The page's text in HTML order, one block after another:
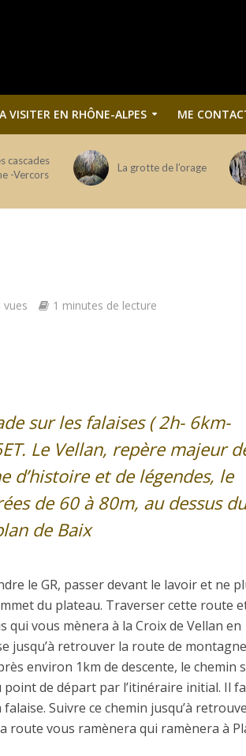
A VISITER EN RHÔNE-ALPES ME
cascades
-Vercors
La grotte de l’orage
vues 1 minutes de lecture
sur les falaises ( 2h- 6km-
Le Vellan, repère majeur
d’histoire et de légendes, le
de 60 à 80m, au dessus du
de Baix
le GR, passer devant le lavoir et ne
du plateau. Traverser cette route
qui vous mènera à la Croix de Vellan en
jusqu’à retrouver la route de
environ 1km de descente, le chemin
de départ par l’itinéraire initial. Il
Suivre ce chemin jusqu’à
route vous ramènera qui ramènera à